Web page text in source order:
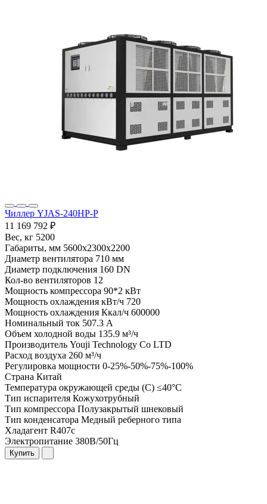
Чиллер YJAS-240HP-P
11 169 792 ₽
Вес, кг 5200
Габариты, мм 5600x2300x2200
Диаметр вентилятора 710 мм
Диаметр подключения 160 DN
Кол-во вентиляторов 12
Мощность компрессора 90*2 кВт
Мощность охлаждения кВт/ч 720
Мощность охлаждения Ккал/ч 600000
Номинальный ток 507.3 А
Объем холодной воды 135.9 м³/ч
Производитель Youji Technology Co LTD
Расход воздуха 260 м³/ч
Регулировка мощности 0-25%-50%-75%-100%
Страна Китай
Температура окружающей среды (С) ≤40°C
Тип испарителя Кожухотрубный
Тип компрессора Полузакрытый шнековый
Тип конденсатора Медный реберного типа
Хладагент R407c
Электропитание 380В/50Гц
Купить